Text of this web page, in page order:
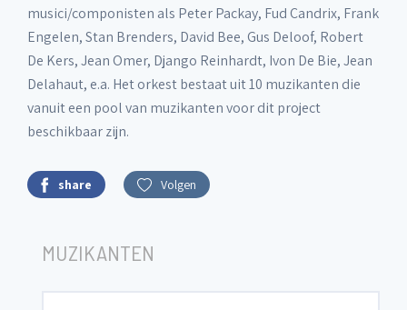
musici/componisten als Peter Packay, Fud Candrix, Frank
Engelen, Stan Brenders, David Bee, Gus Deloof, Robert
De Kers, Jean Omer, Django Reinhardt, Ivon De Bie, Jean
Delahaut, e.a. Het orkest bestaat uit 10 muzikanten die
vanuit een pool van muzikanten voor dit project
beschikbaar zijn.
share Volgen
MUZIKANTEN